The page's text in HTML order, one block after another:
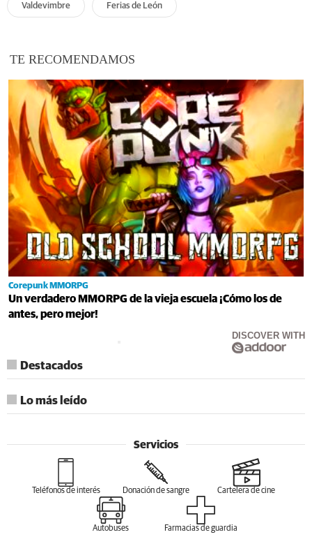
Valdevimbre Ferias de León
TE RECOMENDAMOS
Corepunk MMORPG
Un verdadero MMORPG de la vieja escuela ¡Cómo los de
antes, pero mejor!
DISCOVER WITH
Destacados
Lo más leído
Servicios
Teléfonos de interés Donación de sangre Cartelera de cine
Autobuses Farmacias de guardia